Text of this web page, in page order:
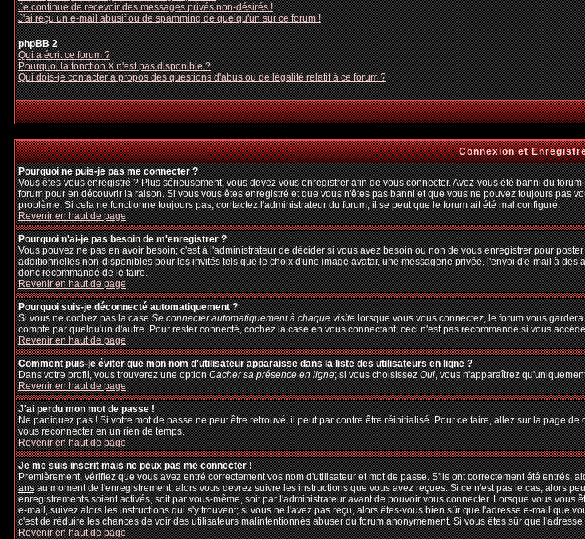
Je continue de recevoir des messages privés non-désirés !
J'ai reçu un e-mail abusif ou de spamming de quelqu'un sur ce forum !
phpBB 2
Qui a écrit ce forum ?
Pourquoi la fonction X n'est pas disponible ?
Qui dois-je contacter à propos des questions d'abus ou de légalité relatif à ce forum ?
Connexion et
Pourquoi ne puis-je pas me connecter ?
Vous êtes-vous enregistré ? Plus sérieusement, vous devez vous enregistrer afin de vous connecter. Avez-vous été banni du
forum pour en découvrir la raison. Si vous vous êtes enregistré et que vous n'êtes pas banni et que vous ne pouvez toujours pas
problème. Si cela ne fonctionne toujours pas, contactez l'administrateur du forum; il se peut que le forum ait été mal configuré.
Revenir en haut de page
Pourquoi n'ai-je pas besoin de m'enregistrer ?
Vous pouvez ne pas en avoir besoin; c'est à l'administrateur de décider si vous avez besoin ou non de vous enregistrer pour
additionnelles non-disponibles pour les invités tels que le choix d'une image avatar, une messagerie privée, l'envoi d'e-mail à
donc recommandé de le faire.
Revenir en haut de page
Pourquoi suis-je déconnecté automatiquement ?
Si vous ne cochez pas la caseSe connecter automatiquement à chaque visitelorsque vous vous connectez, le forum vous
compte par quelqu'un d'autre. Pour rester connecté, cochez la case en vous connectant; ceci n'est pas recommandé si vous
Revenir en haut de page
Comment puis-je éviter que mon nom d'utilisateur apparaisse dans la liste des utilisateurs en ligne ?
Dans votre profil, vous trouverez une optionCacher sa présence en ligne; si vous choisissezOui, vous n'apparaîtrez
Revenir en haut de page
J'ai perdu mon mot de passe !
Ne paniquez pas ! Si votre mot de passe ne peut être retrouvé, il peut par contre être réinitialisé. Pour ce faire, allez sur la page
vous reconnecter en un rien de temps.
Revenir en haut de page
Je me suis inscrit mais ne peux pas me connecter !
Premièrement, vérifiez que vous avez entré correctement vos nom d'utilisateur et mot de passe. S'ils ont correctement été
ansau moment de l'enregistrement, alors vous devrez suivre les instructions que vous avez reçues. Si ce n'est pas le cas, alors
enregistrements soient activés, soit par vous-même, soit par l'administrateur avant de pouvoir vous connecter. Lorsque vous
e-mail, suivez alors les instructions qui s'y trouvent; si vous ne l'avez pas reçu, alors êtes-vous bien sûr que l'adresse e-mail que
c'est de réduire les chances de voir des utilisateurs malintentionnés abuser du forum anonymement. Si vous êtes sûr que
Revenir en haut de page